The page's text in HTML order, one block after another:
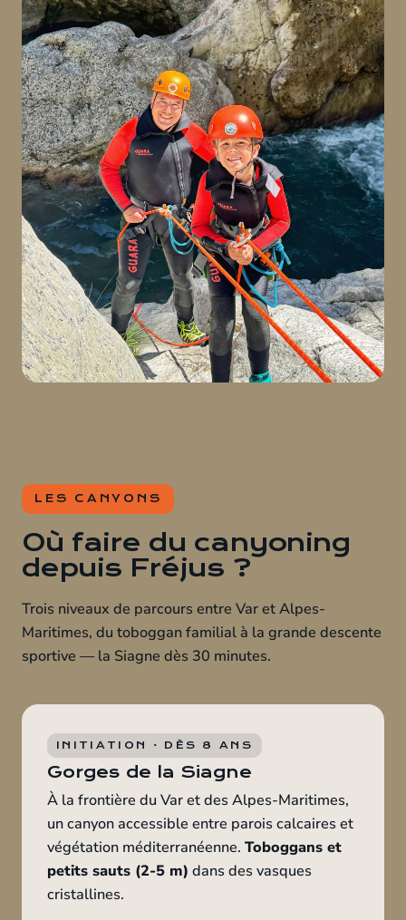
LES CANYONS
Où faire du canyoning
depuis Fréjus ?
Trois niveaux de parcours entre Var et Alpes-
Maritimes, du toboggan familial à la grande descente
sportive — la Siagne dès 30 minutes.
INITIATION · DÈS 8 ANS
Gorges de la Siagne
À la frontière du Var et des Alpes-Maritimes,
un canyon accessible entre parois calcaires et
végétation méditerranéenne. Toboggans et
petits sauts (2-5 m) dans des vasques
cristallines.